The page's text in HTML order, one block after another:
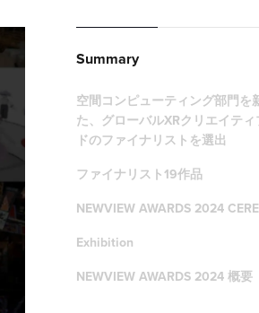
Summary
空間コンピューティング部門を
た、グローバルXRクリエイティ
ドのファイナリストを選出
ファイナリスト19作品
NEWVIEW AWARDS 2024
Exhibition
NEWVIEW AWARDS 2024 概要